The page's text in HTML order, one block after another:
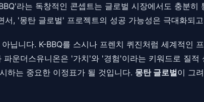
라는 독창적인 콘셉트는 글로벌 시장에서도 충분
, '몽탄 글로벌' 프로젝트의 성공 가능성은 극대화되
닙니다. K-BBQ를 스시나 프렌치 퀴진처럼 세계적인
운더스유니온은 '가치'와 '경험'이라는 키워드로 질
하는 중요한 이정표가 될 것입니다. 몽탄 글로벌이 그